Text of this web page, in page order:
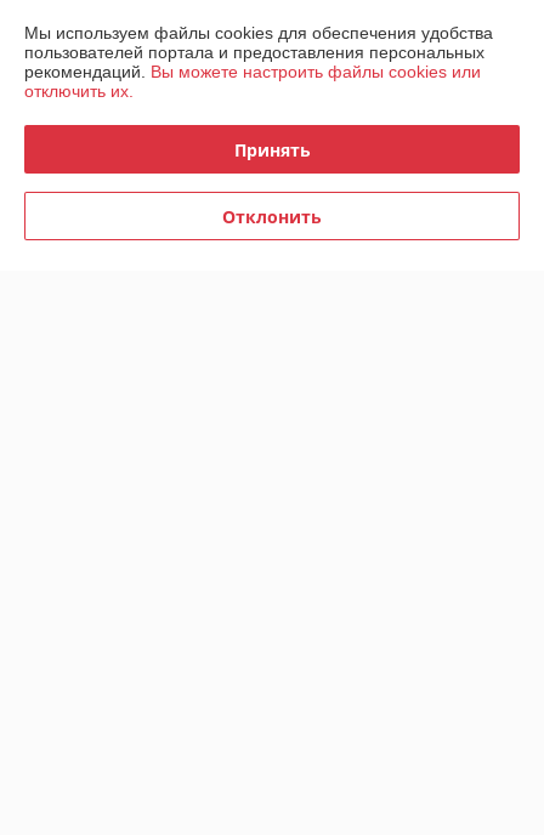
Сделка подтверждена через корзину
Покупатель
Мы используем файлы cookies для обеспечения удобства
пользователей портала и предоставления персональных
рекомендаций. Вы можете настроить файлы cookies или
отключить их.
Принять
Отклонить